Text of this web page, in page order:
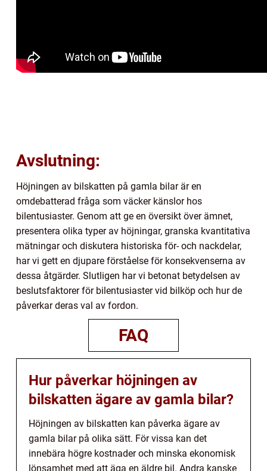
Avslutning:
Höjningen av bilskatten på gamla bilar är en
omdebatterad fråga som väcker känslor hos
bilentusiaster. Genom att ge en översikt över ämnet,
presentera olika typer av höjningar, granska kvantitativa
mätningar och diskutera historiska för- och nackdelar,
har vi gett en djupare förståelse för konsekvenserna av
dessa åtgärder. Slutligen har vi betonat betydelsen av
beslutsfaktorer för bilentusiaster vid bilköp och hur de
påverkar deras val av fordon.
FAQ
Hur påverkar höjningen av
bilskatten ägare av gamla bilar?
Höjningen av bilskatten kan påverka ägare av
gamla bilar på olika sätt. För vissa kan det
innebära högre kostnader och minska ekonomisk
lönsamhet med att äga en äldre bil. Andra kanske